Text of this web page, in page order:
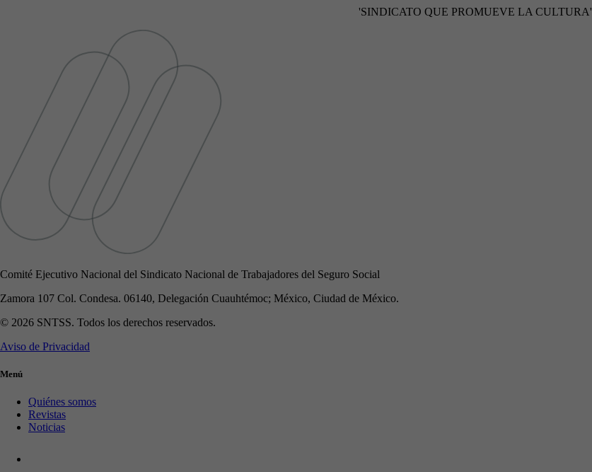
'SINDICATO QUE PROMUEVE LA CULTURA'
Comité Ejecutivo Nacional del Sindicato Nacional de Trabajadores del Seguro Social
Zamora 107 Col. Condesa. 06140, Delegación Cuauhtémoc; México, Ciudad de México.
© 2026 SNTSS. Todos los derechos reservados.
Aviso de Privacidad
Menú
Quiénes somos
Revistas
Noticias